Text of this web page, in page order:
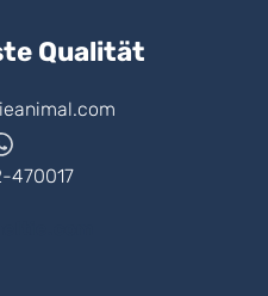
Qualität
470017